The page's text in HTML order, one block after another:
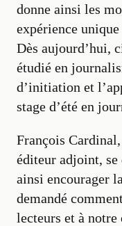
donne ainsi les
expérience
Dès aujourd’hui,
étudié en
d’initiation et
stage d’été en
François
éditeur adjoint, se
ainsi encourager
demandé
lecteurs et à